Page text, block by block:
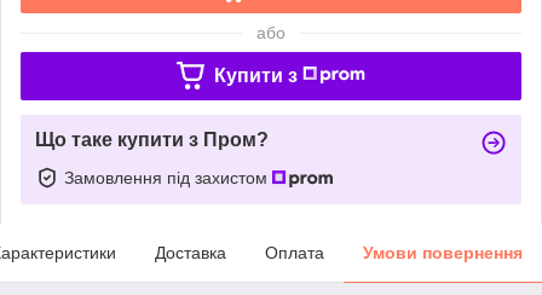
або
Купити з
Що таке купити з Пром?
Замовлення під захистом
Доставка Оплата Умови повернення